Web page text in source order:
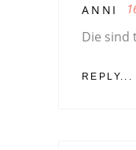
ANNI
Die sind
REPLY...